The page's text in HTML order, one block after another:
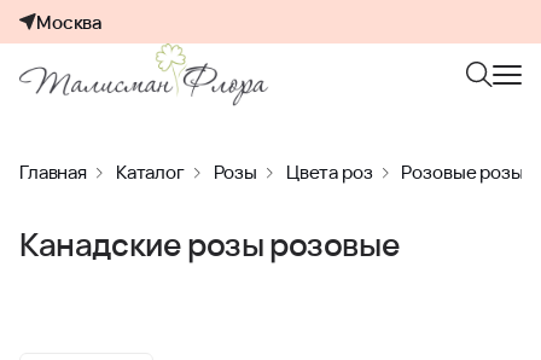
Москва
Главная Каталог Розы Цвета роз Розовые розы
Канадские розы розовые